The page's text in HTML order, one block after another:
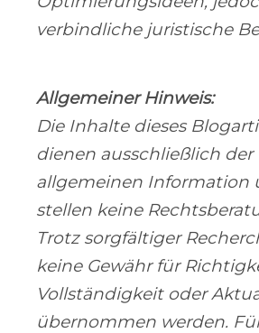
verbindliche juristische
Allgemeiner Hinweis:
Die Inhalte dieses
dienen ausschließlich der
allgemeinen Information
stellen keine
Trotz sorgfältiger
keine Gewähr für
Vollständigkeit oder
übernommen werden.